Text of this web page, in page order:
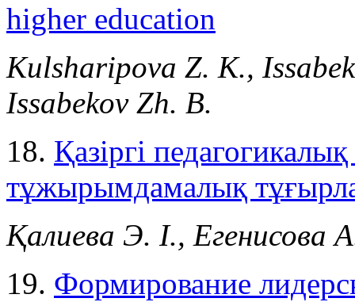
higher education
Kulsharipova Z. K.,
Issabekov Zh. B.
18. Қазіргі педагогикалық
тұжырымдамалық
Қалиева Э. І., Егенисова
19. Формирование